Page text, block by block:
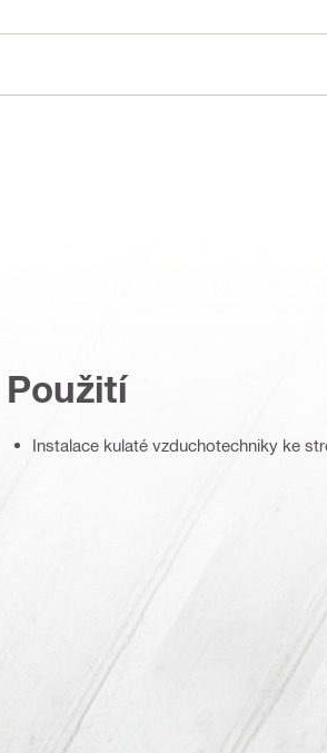
Použití
Instalace kulaté vzduchotechniky ke